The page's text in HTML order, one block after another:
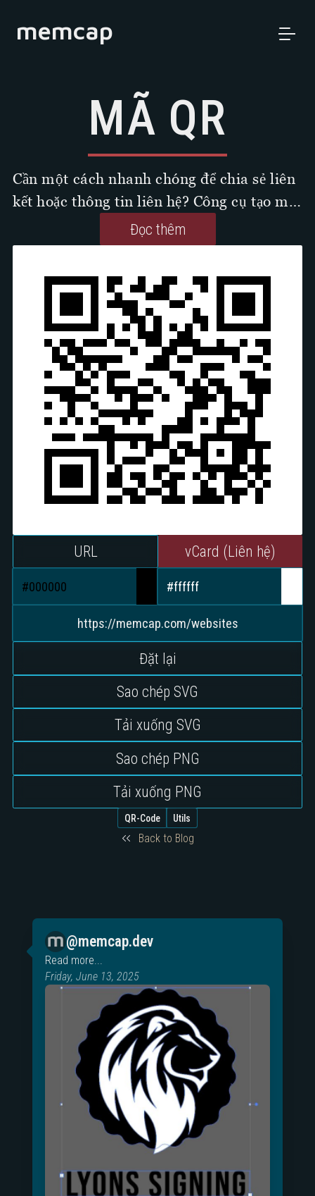
memcap
MÃ QR
Cần một cách nhanh chóng để chia sẻ liên
kết hoặc thông tin liên hệ? Công cụ tạo mã
QR miễn phí của chúng tôi hỗ trợ cả URL
và vCard (danh thiếp kỹ thuật số). Tạo mã
tải xuống hoặc sao chép dưới dạng
PNG/SVG. Không cần đăng ký. Không có
thương hiệu. Chỉ là một mã QR sạch hoạt
động ở mọi nơi.
Đọc thêm
URL vCard (Liên hệ)
Đặt lại
Sao chép SVG
Tải xuống SVG
Sao chép PNG
Tải xuống PNG
QR-Code Utils
Back to Blog
@memcap.dev
Read more...
Friday, June 13, 2025